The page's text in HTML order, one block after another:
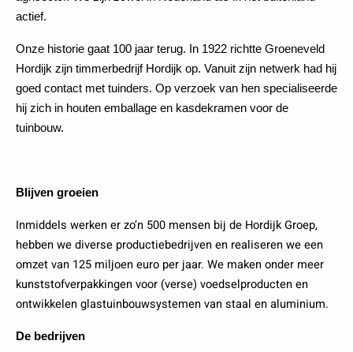
actief.
Onze historie gaat 100 jaar terug. In 1922 richtte Groeneveld
Hordijk zijn timmerbedrijf Hordijk op. Vanuit zijn netwerk had hij
goed contact met tuinders. Op verzoek van hen specialiseerde
hij zich in houten emballage en kasdekramen voor de
tuinbouw.
Blijven groeien
Inmiddels werken er zo’n 500 mensen bij de Hordijk Groep,
hebben we diverse productiebedrijven en realiseren we een
omzet van 125 miljoen euro per jaar. We maken onder meer
kunststofverpakkingen voor (verse) voedselproducten en
ontwikkelen glastuinbouwsystemen van staal en aluminium.
De bedrijven